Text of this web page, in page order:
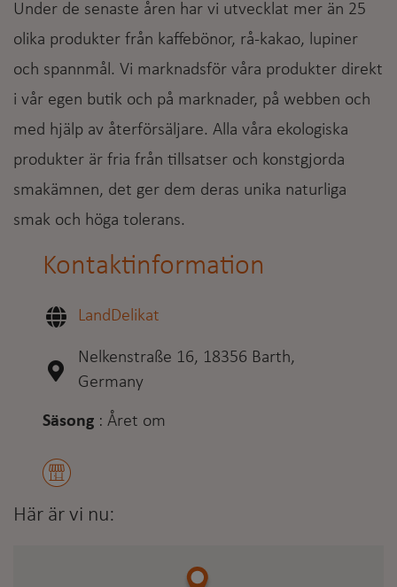
Under de senaste åren har vi utvecklat mer än 25
olika produkter från kaffebönor, rå-kakao, lupiner
och spannmål. Vi marknadsför våra produkter direkt
i vår egen butik och på marknader, på webben och
med hjälp av återförsäljare. Alla våra ekologiska
produkter är fria från tillsatser och konstgjorda
smakämnen, det ger dem deras unika naturliga
smak och höga tolerans.
Kontaktinformation
LandDelikat
Nelkenstraße 16, 18356 Barth,
Germany
Säsong : Året om
Här är vi nu: